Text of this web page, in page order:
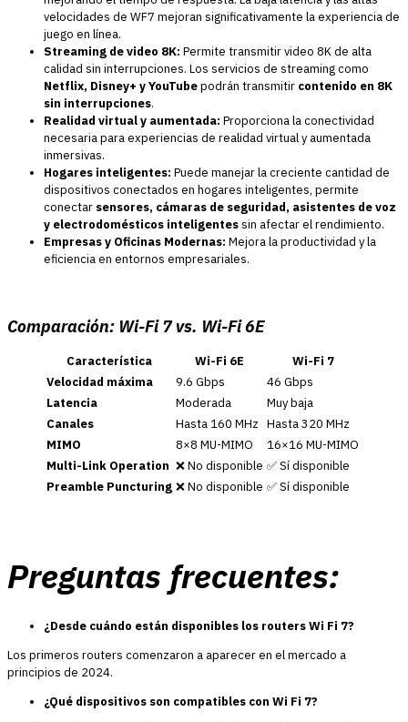
velocidades de WF7 mejoran significativamente la experiencia de
juego en línea.
Streaming de video 8K: Permite transmitir video 8K de alta
calidad sin interrupciones. Los servicios de streaming como
Netflix, Disney+ y YouTubepodrán transmitir contenido en 8K
sin interrupciones.
Realidad virtual y aumentada: Proporciona la conectividad
necesaria para experiencias de realidad virtual y aumentada
inmersivas.
Hogares inteligentes: Puede manejar la creciente cantidad de
dispositivos conectados en hogares inteligentes, permite
conectar sensores, cámaras de seguridad, asistentes de voz
y electrodomésticos inteligentessin afectar el rendimiento.
Empresas y Oficinas Modernas: Mejora la productividad y la
eficiencia en entornos empresariales.
Comparación: Wi-Fi 7 vs. Wi-Fi 6E
Característica Wi-Fi 6E
Wi-Fi 7
Velocidad máxima
9.6 Gbps
46 Gbps
Latencia
Moderada
Muy baja
Canales
Hasta 160 MHz Hasta 320 MHz
MIMO
8×8 MU-MIMO
16×16 MU-MIMO
Multi-Link Operation ❌ No disponible ✅ Sí disponible
Preamble Puncturing ❌ No disponible ✅ Sí disponible
Preguntas frecuentes:
¿Desde cuándo están disponibles los routers Wi Fi 7?
Los primeros routers comenzaron a aparecer en el mercado a
principios de 2024.
¿Qué dispositivos son compatibles con Wi Fi 7?